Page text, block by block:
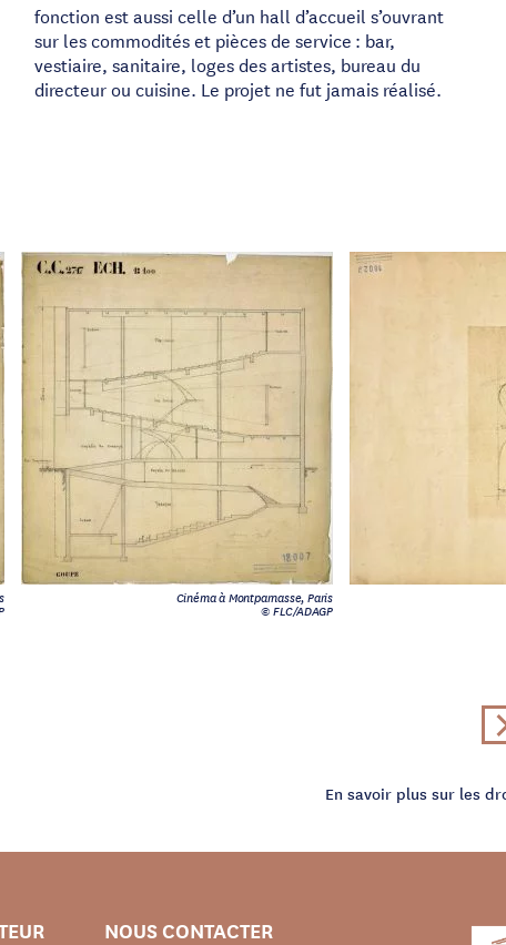
fonction est aussi celle d’un hall d’accueil s’ouvrant
sur les commodités et pièces de service : bar,
vestiaire, sanitaire, loges des artistes, bureau du
directeur ou cuisine. Le projet ne fut jamais réalisé.
Cinéma à Montparnasse, Paris
© FLC/ADAGP
En savoir plus sur les
NOUS CONTACTER